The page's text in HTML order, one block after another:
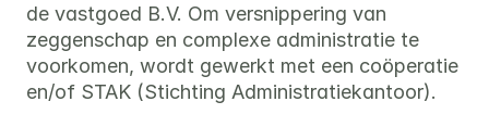
de vastgoed B.V. Om versnippering van
zeggenschap en complexe administratie te
voorkomen, wordt gewerkt met een coöperatie
en/of STAK (Stichting Administratiekantoor).